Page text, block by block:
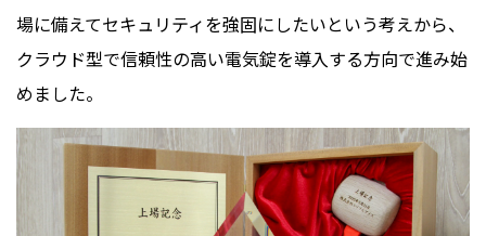
場に備えてセキュリティを強固にしたいという考えから、
クラウド型で信頼性の高い電気錠を導入する方向で進み始
めました。